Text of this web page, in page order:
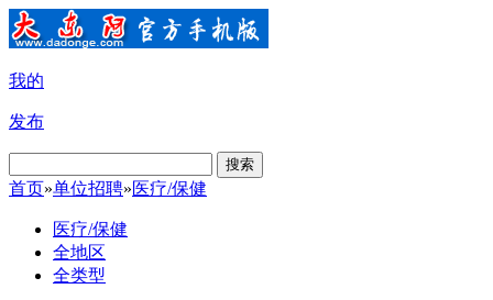
我的
发布
搜索
首页»单位招聘»医疗/保健
医疗/保健
全地区
全类型